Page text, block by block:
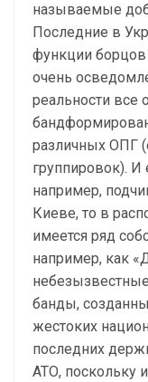
называемые
Последние в
функции борцов
очень
реальности все
различных ОПГ
группировок). И
например,
Киеве, то в
имеется ряд
например, как
банды,
жестоких
последних
АТО, поскольку